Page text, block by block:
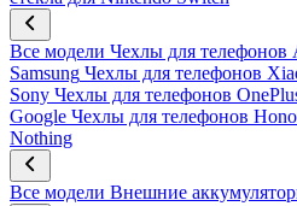
Все модели Чехлы для телефонов
Samsung Чехлы для телефонов
Sony Чехлы для телефонов
Google Чехлы для телефонов
Nothing
Все модели Внешние